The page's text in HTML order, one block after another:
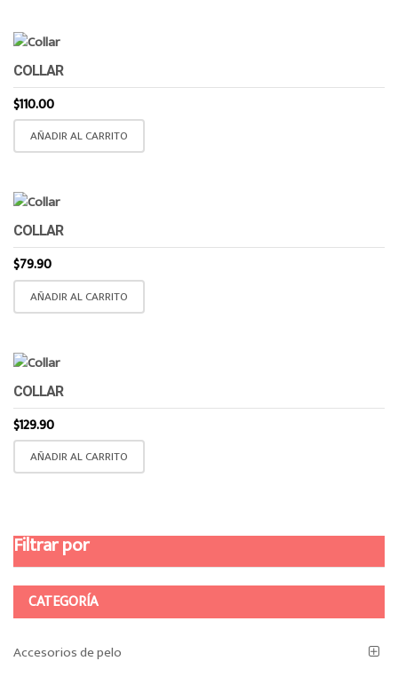
COLLAR
$110.00
AÑADIR AL CARRITO
COLLAR
$79.90
AÑADIR AL CARRITO
COLLAR
$129.90
AÑADIR AL CARRITO
Filtrar por
CATEGORÍA
Accesorios de pelo